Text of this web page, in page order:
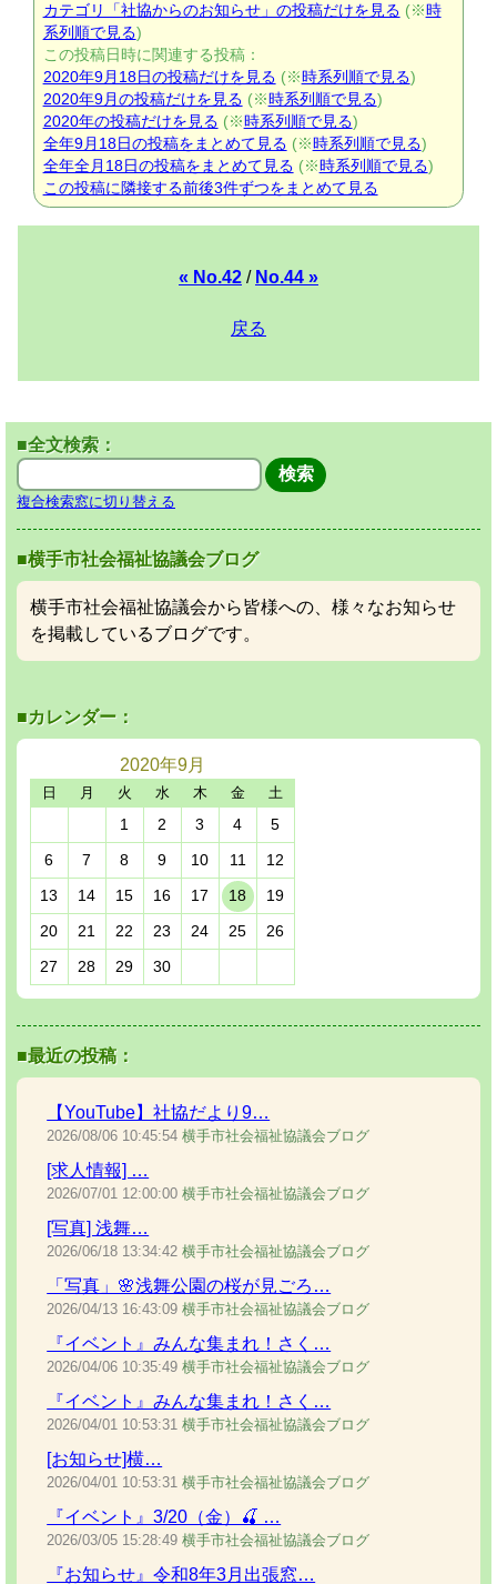
カテゴリ「社協からのお知らせ」の投稿だけを見る (※時
系列順で見る)
この投稿日時に関連する投稿：
2020年9月18日の投稿だけを見る (※時系列順で見る)
2020年9月の投稿だけを見る (※時系列順で見る)
2020年の投稿だけを見る (※時系列順で見る)
全年9月18日の投稿をまとめて見る (※時系列順で見る)
全年全月18日の投稿をまとめて見る (※時系列順で見る)
この投稿に隣接する前後3件ずつをまとめて見る
« No.42 / No.44 »
戻る
■全文検索：
複合検索窓に切り替える
■横手市社会福祉協議会ブログ
横手市社会福祉協議会から皆様への、様々なお知らせ
を掲載しているブログです。
■カレンダー：
2020年9月
日 月 火 水 木 金 土
1 2 3 4
5
6
7 8 9 10 11
12
13
14 15 16 17 18
19
20
21 22 23 24 25
26
27
28 29 30
■最近の投稿：
【YouTube】社協だより9…
2026/08/06 10:45:54 横手市社会福祉協議会ブログ
[求人情報] …
2026/07/01 12:00:00 横手市社会福祉協議会ブログ
[写真] 浅舞…
2026/06/18 13:34:42 横手市社会福祉協議会ブログ
「写真」🌸浅舞公園の桜が見ごろ…
2026/04/13 16:43:09 横手市社会福祉協議会ブログ
『イベント』みんな集まれ！さく…
2026/04/06 10:35:49 横手市社会福祉協議会ブログ
『イベント』みんな集まれ！さく…
2026/04/01 10:53:31 横手市社会福祉協議会ブログ
[お知らせ]横…
2026/04/01 10:53:31 横手市社会福祉協議会ブログ
『イベント』3/20（金）🍒 …
2026/03/05 15:28:49 横手市社会福祉協議会ブログ
『お知らせ』令和8年3月出張窓…